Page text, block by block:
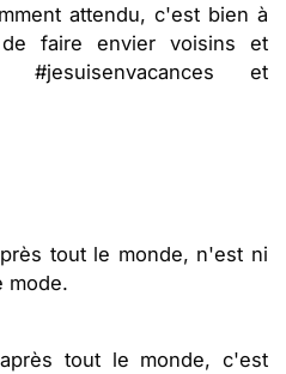
attendu, c'est bien à
faire envier voisins et
#jesuisenvacances et
tout le monde, n'est ni
mode.
tout le monde, c'est